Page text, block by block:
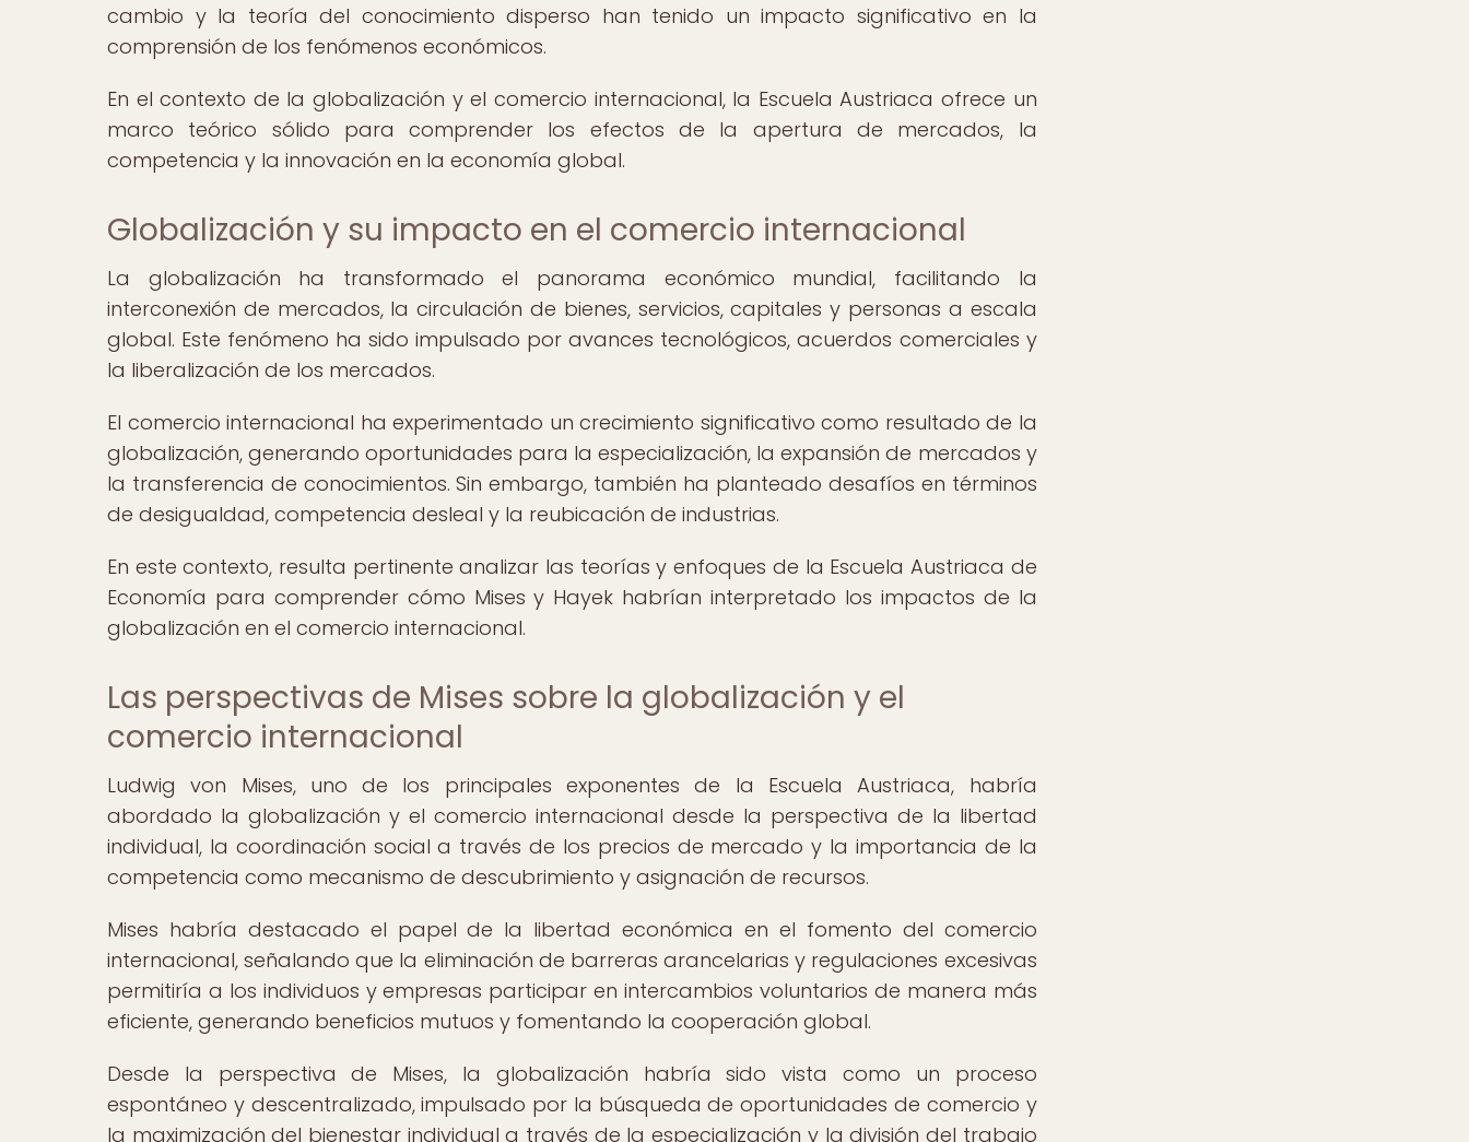
cambio y la teoría del conocimiento disperso han tenido un impacto significativo en la
comprensión de los fenómenos económicos.
En el contexto de la globalización y el comercio internacional, la Escuela Austriaca ofrece un
marco teórico sólido para comprender los efectos de la apertura de mercados, la
competencia y la innovación en la economía global.
Globalización y su impacto en el comercio internacional
La globalización ha transformado el panorama económico mundial, facilitando la
interconexión de mercados, la circulación de bienes, servicios, capitales y personas a escala
global. Este fenómeno ha sido impulsado por avances tecnológicos, acuerdos comerciales y
la liberalización de los mercados.
El comercio internacional ha experimentado un crecimiento significativo como resultado de la
globalización, generando oportunidades para la especialización, la expansión de mercados y
la transferencia de conocimientos. Sin embargo, también ha planteado desafíos en términos
de desigualdad, competencia desleal y la reubicación de industrias.
En este contexto, resulta pertinente analizar las teorías y enfoques de la Escuela Austriaca de
Economía para comprender cómo Mises y Hayek habrían interpretado los impactos de la
globalización en el comercio internacional.
Las perspectivas de Mises sobre la globalización y el
comercio internacional
Ludwig von Mises, uno de los principales exponentes de la Escuela Austriaca, habría
abordado la globalización y el comercio internacional desde la perspectiva de la libertad
individual, la coordinación social a través de los precios de mercado y la importancia de la
competencia como mecanismo de descubrimiento y asignación de recursos.
Mises habría destacado el papel de la libertad económica en el fomento del comercio
internacional, señalando que la eliminación de barreras arancelarias y regulaciones excesivas
permitiría a los individuos y empresas participar en intercambios voluntarios de manera más
eficiente, generando beneficios mutuos y fomentando la cooperación global.
Desde la perspectiva de Mises, la globalización habría sido vista como un proceso
espontáneo y descentralizado, impulsado por la búsqueda de oportunidades de comercio y
la maximización del bienestar individual a través de la especialización y la división del trabajo